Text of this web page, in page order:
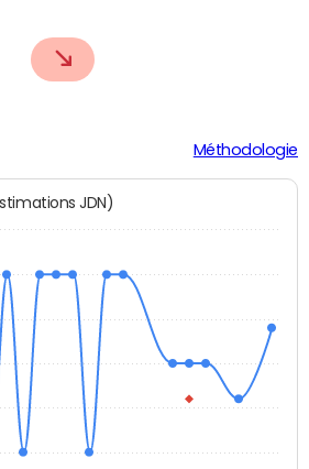
Méthodologie
JDN)